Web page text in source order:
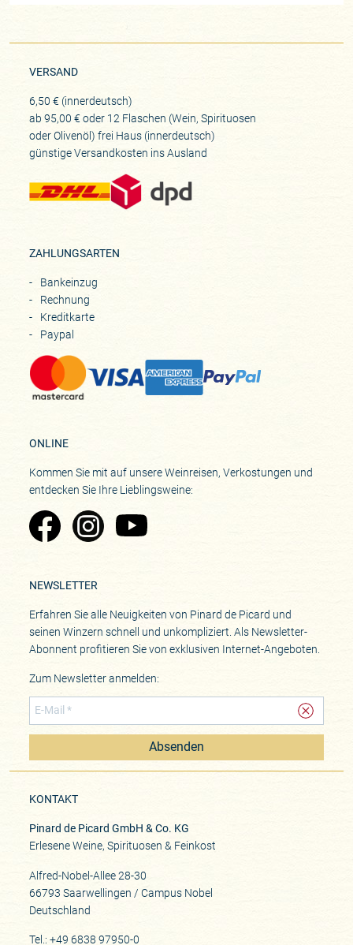
VERSAND
6,50 € (innerdeutsch)
ab 95,00 € oder 12 Flaschen (Wein, Spirituosen
oder Olivenöl) frei Haus (innerdeutsch)
günstige Versandkosten ins Ausland
ZAHLUNGSARTEN
Bankeinzug
Rechnung
Kreditkarte
Paypal
ONLINE
Kommen Sie mit auf unsere Weinreisen, Verkostungen und
entdecken Sie Ihre Lieblingsweine:
Zu Pinard's Facebook-Seite
Zu Pinard's Instagram-Seite
Zu Pinard's YouTube-Seite
NEWSLETTER
Erfahren Sie alle Neuigkeiten von Pinard de Picard und
seinen Winzern schnell und unkompliziert. Als Newsletter-
Abonnent profitieren Sie von exklusiven Internet-Angeboten.
Zum Newsletter anmelden:
Absenden
KONTAKT
Pinard de Picard GmbH & Co. KG
Erlesene Weine, Spirituosen & Feinkost
Alfred-Nobel-Allee 28-30
66793 Saarwellingen / Campus Nobel
Deutschland
Tel.: +49 6838 97950-0